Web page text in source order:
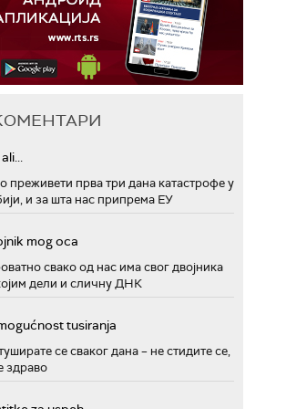
преживети прва три дана катастрофе у
и за шта нас припрема ЕУ
mog oca
свако од нас има свог двојника
дели и сличну ДНК
tusiranja
се сваког дана – не стидите се,
здраво